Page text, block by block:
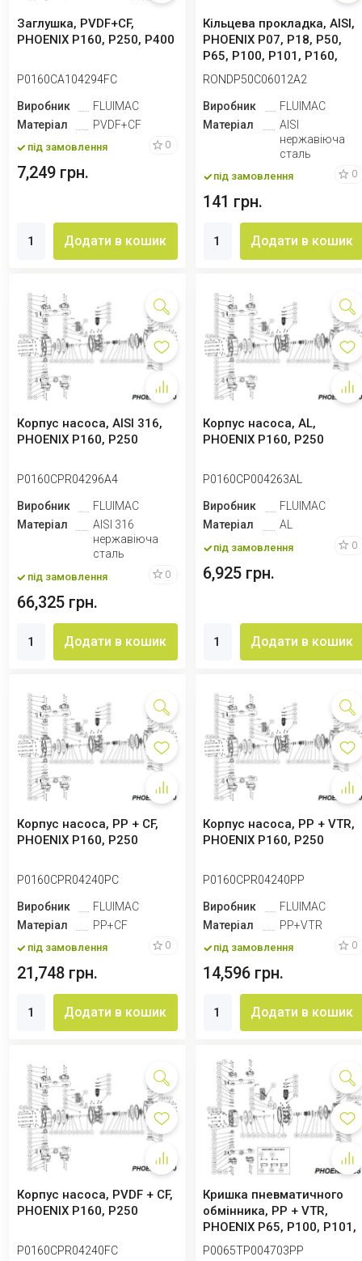
Заглушка, PVDF+CF,
PHOENIX P160, P250, P400
P0160CA104294FC
Виробник
FLUIMAC
Матеріал
PVDF+CF
під замовлення 0
7,249 грн.
Додати в кошик
Кільцева прокладка, AISI,
PHOENIX P07, P18, P50,
P65, P100, P101, P160,
P250
RONDP50C06012A2
Виробник
FLUIMAC
Матеріал
AISI
нержавіюча
сталь
під замовлення 0
141 грн.
Додати в кошик
Корпус насоса, AISI 316,
PHOENIX P160, P250
P0160CPR04296A4
Виробник
FLUIMAC
Матеріал
AISI 316
нержавіюча
сталь
під замовлення 0
66,325 грн.
Додати в кошик
Корпус насоса, AL,
PHOENIX P160, P250
P0160CP004263AL
Виробник
FLUIMAC
Матеріал
AL
під замовлення 0
6,925 грн.
Додати в кошик
Корпус насоса, PP + CF,
PHOENIX P160, P250
P0160CPR04240PC
Виробник
FLUIMAC
Матеріал
PP+CF
під замовлення 0
21,748 грн.
Додати в кошик
Корпус насоса, PP + VTR,
PHOENIX P160, P250
P0160CPR04240PP
Виробник
FLUIMAC
Матеріал
PP+VTR
під замовлення 0
14,596 грн.
Додати в кошик
Корпус насоса, PVDF + CF,
PHOENIX P160, P250
P0160CPR04240FC
Кришка пневматичного
обмінника, PP + VTR,
PHOENIX P65, P100, P101,
P160, P250
P0065TP004703PP